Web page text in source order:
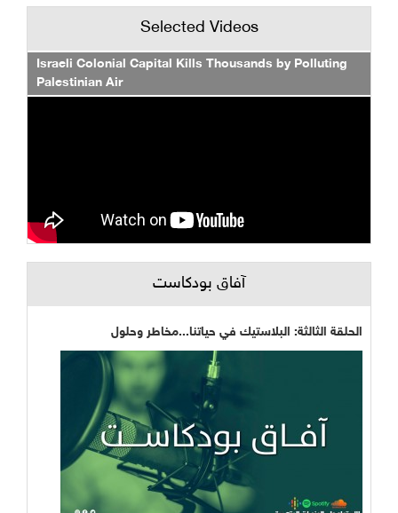
Selected Videos
Israeli Colonial Capital Kills Thousands by Polluting
Palestinian Air
آفاق بودكاست
الحلقة الثالثة: البلاستيك في حياتنا...مخاطر وحلول